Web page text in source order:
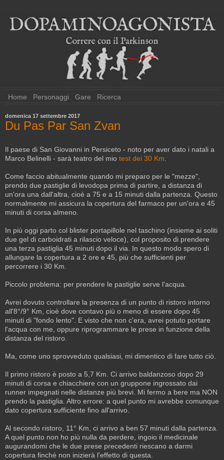
Home Personaggi Gare Ricerca
domenica 17 settembre 2017
Du Pas Par San Zvan
Il paese di San Giovanni in Persiceto - noto per aver dato i natali a
Marco Belinelli - sarà teatro del mio test dei 30 Km
Come faccio abitualmente quando mi preparo per le "mezze",
prendo due pastiglie di levodopa prima di partire, a distanza di
un'ora una dall'altra, cioè a 75 e a 15 minuti dalla partenza. Questo
normalmente mi assicura la copertura del farmaco per un'ora e 45
minuti di corsa almeno.
In più oggi parto col blister portapillole nel taschino (insieme ai soliti
due gel di carboidrati a rilascio veloce), col proposito di prendere
una terza pastiglia 45 minuti dopo il via. In questo modo spero di
allungare la copertura a 2 ore e 45, più che sufficienti per
percorrere i 30 Km.
Piccolo problema: per prendere le pastiglie serve l'acqua.
Avrei dovuto controllare la presenza di un punto di ristoro intorno
all'8°/9° Km, cioè dove contavo più o meno di essere dopo 45
minuti di "fondo lento". E visto che non c'era, avrei potuto portare
l'acqua con me, oppure riprogrammare le prese in funzione della
distanza del ristoro.
Ma, come uno sprovveduto qualsiasi, mi dimentico di fare tutto ciò.
Il primo ristoro è posto a 5,7 Km. Ci arrivo baldanzoso dopo 29
minuti di corsa e chiacchiere con un gruppone ingrossato dai
runner impegnati nelle distanze più brevi. Mi fermo a bere ma NON
prendo la pastiglia. Altro errore: a quel punto mi avrebbe comunque
dato copertura sufficiente fino all'arrivo.
Al secondo ristoro, 11° Km, ci arrivo a ben 57 minuti dalla partenza.
A quel punto non ho più nulla da perdere, ingoio il medicinale
augurandomi che le due prese precedenti riescano a darmi
copertura finché non inizierà l'effetto di questa.